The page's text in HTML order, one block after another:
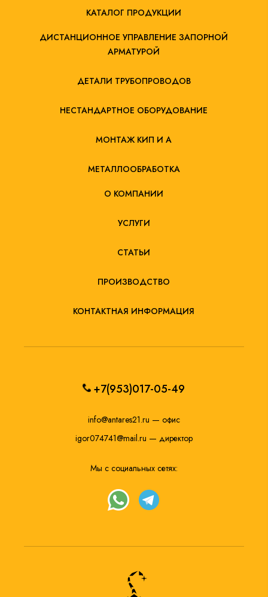
КАТАЛОГ ПРОДУКЦИИ
ДИСТАНЦИОННОЕ УПРАВЛЕНИЕ ЗАПОРНОЙ
АРМАТУРОЙ
ДЕТАЛИ ТРУБОПРОВОДОВ
НЕСТАНДАРТНОЕ ОБОРУДОВАНИЕ
МОНТАЖ КИП И А
МЕТАЛЛООБРАБОТКА
О КОМПАНИИ
УСЛУГИ
СТАТЬИ
ПРОИЗВОДСТВО
КОНТАКТНАЯ ИНФОРМАЦИЯ
+7(953)017-05-49
info@antares21.ru — офис
igor074741@mail.ru — директор
Мы с социальных сетях: